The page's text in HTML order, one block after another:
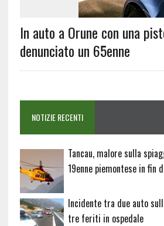
In auto a Orune con una
denunciato un 65enne
NOTIZIE RECENTI
Tancau, malore sulla
19enne piemontese in fin
Incidente tra due auto
tre feriti in ospedale